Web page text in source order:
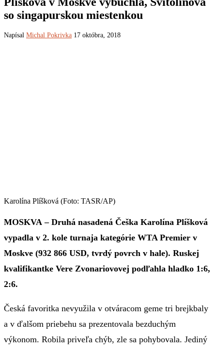
so singapurskou miestenkou
Napísal Michal Pokrivka 17 októbra, 2018
Karolína Plíšková (Foto: TASR/AP)
MOSKVA – Druhá nasadená Češka Karolína Plíšková
vypadla v 2. kole turnaja kategórie WTA Premier v
Moskve (932 866 USD, tvrdý povrch v hale). Ruskej
kvalifikantke Vere Zvonariovovej podľahla hladko 1:6,
2:6.
Česká favoritka nevyužila v otváracom geme tri brejkbaly
a v ďalšom priebehu sa prezentovala bezduchým
výkonom. Robila priveľa chýb, zle sa pohybovala. Jediný